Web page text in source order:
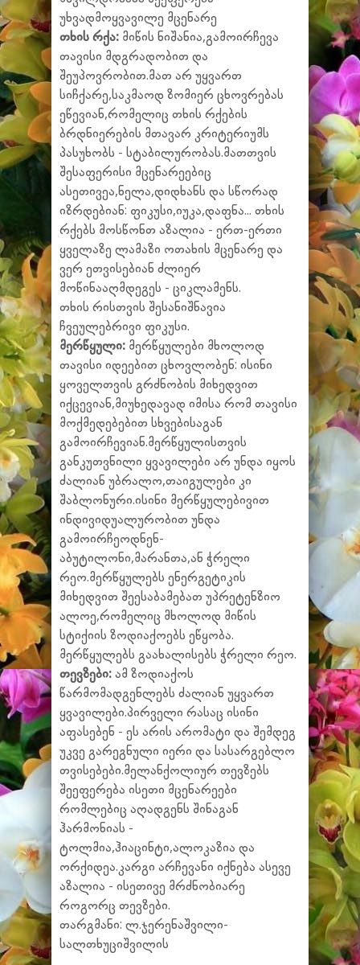
უხვადმოყვავილე მცენარე
თხის რქა: მიწის ნიშანია,გამოირჩევა
თავისი მდგრადობით და
შეუპოვრობით.მათ არ უყვართ
სიჩქარე,საკმაოდ ზომიერ ცხოვრებას
ეწევიან,რომელიც თხის რქების
ბრდნიერების მთავარ კრიტერიუმს
პასუხობს - სტაბილურობას.მათთვის
შესაფერისი მცენარეებიც
ასეთივეა,ნელა,დიდხანს და სწორად
იზრდებიან: ფიკუსი,იუკა,დაფნა... თხის
რქებს მოსწონთ აზალია - ერთ-ერთი
ყველაზე ლამაზი ოთახის მცენარე და
ვერ ეთვისებიან ძლიერ
მოწინააღმდეგეს - ციკლამენს.
თხის რისთვის შესანიშნავია
ჩვეულებრივი ფიკუსი.
მერწყული: მერწყულები მხოლოდ
თავისი იდეებით ცხოვლობენ: ისინი
ყოველთვის გრძნობის მიხედვით
იქცევიან,მიუხედავად იმისა რომ თავისი
მოქმედებებით სხვებისაგან
გამოირჩევიან.მერწყულისთვის
განკუთვნილი ყვავილები არ უნდა იყოს
ძალიან უბრალო,თაიგულები კი
შაბლონური.ისინი მერწყულებივით
ინდივიდუალურობით უნდა
გამოირჩეოდნენ-
აბუტილონი,მარანთა,ან ჭრელი
რეო.მერწყულებს ენერგეტიკის
მიხედვით შეესაბამებათ უპრეტენზიო
ალოე,რომელიც მხოლოდ მიწის
სტიქიის ზოდიაქოებს ეწყობა.
მერწყულებს გაახალისებს ჭრელი რეო.
თევზები:ამ ზოდიაქოს
წარმომადგენლებს ძალიან უყვართ
ყვავილები.პირველი რასაც ისინი
აფასებენ - ეს არის არომატი და შემდეგ
უკვე გარეგნული იერი და სასარგებლო
თვისებები.მელანქოლიურ თევზებს
შეეფერება ისეთი მცენარეები
რომლებიც აღადგენს შინაგან
ჰარმონიას -
ტოლმია,ჰიაცინტი,ალოკაზია და
ორქიდეა.კარგი არჩევანი იქნება ასევე
აზალია - ისეთივე მრძნობიარე
როგორც თევზები.
თარგმანი: ლ.ჯერენაშვილი-
სალთხუციშვილის